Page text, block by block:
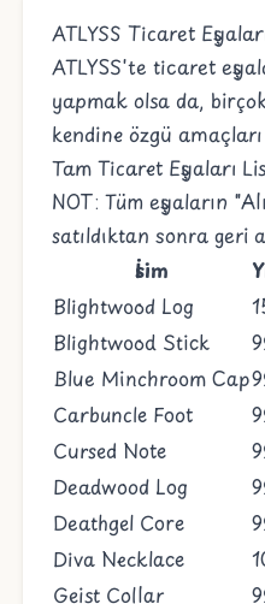
ATLYSS Ticaret
ATLYSS'te ticaret
yapmak olsa da, birçok
kendine özgü
Tam Ticaret Eşyaları
NOT: Tüm eşyaların
satıldıktan sonra geri
İsim
Blightwood Log
Blightwood Stick
Blue Minchroom Cap
Carbuncle Foot
Cursed Note
Deadwood Log
Deathgel Core
Diva Necklace
Geist Collar